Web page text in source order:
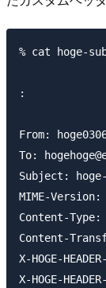
% cat hoge-
:
From:
To:
Subject:
MIME-
Content-
Content-
X-HOGE-
X-HOGE-